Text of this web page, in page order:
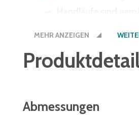
Handläufe sind
in verschiedenen
MEHR ANZEIGEN
Abmessungen